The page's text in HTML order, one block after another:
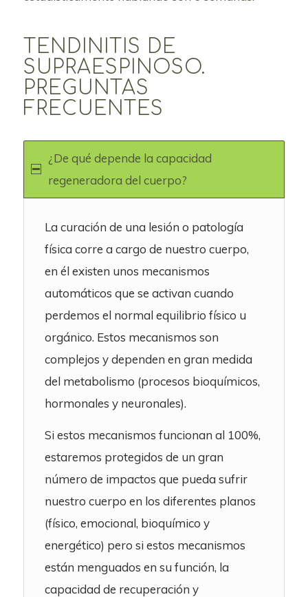
TENDINITIS DE
SUPRAESPINOSO.
PREGUNTAS
FRECUENTES
¿De qué depende la capacidad
regeneradora del cuerpo?
La curación de una lesión o patología
física corre a cargo de nuestro cuerpo,
en él existen unos mecanismos
automáticos que se activan cuando
perdemos el normal equilibrio físico u
orgánico. Estos mecanismos son
complejos y dependen en gran medida
del metabolismo (procesos bioquímicos,
hormonales y neuronales).
Si estos mecanismos funcionan al 100%,
estaremos protegidos de un gran
número de impactos que pueda sufrir
nuestro cuerpo en los diferentes planos
(físico, emocional, bioquímico y
energético) pero si estos mecanismos
están menguados en su función, la
capacidad de recuperación y